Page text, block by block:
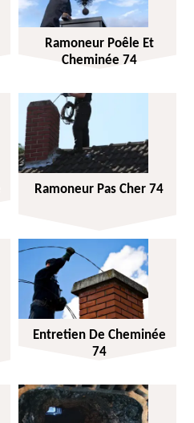
Ramoneur Poêle Et
Cheminée 74
Ramoneur Pas Cher 74
Entretien De Cheminée
74